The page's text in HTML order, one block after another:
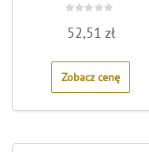
0
out
5
52,51 zł
Zobacz cenę